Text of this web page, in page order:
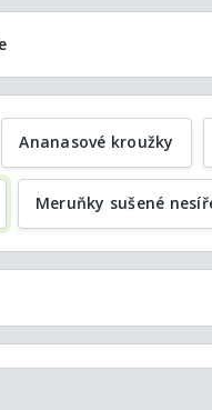
Ananasové kroužky
Meruňky sušené